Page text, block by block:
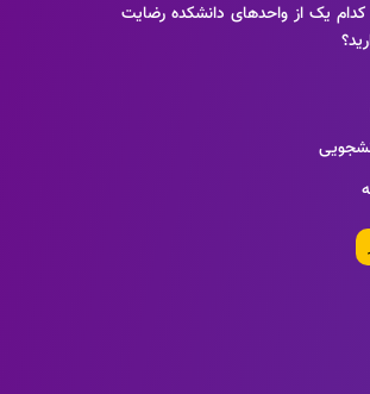
کدام یک از واحدهای دانشکده رضایت